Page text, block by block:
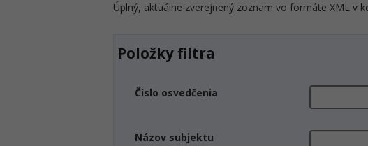
Úplný, aktuálne zverejnený zoznam vo formáte XML v
Položky filtra
Číslo osvedčenia
Názov subjektu